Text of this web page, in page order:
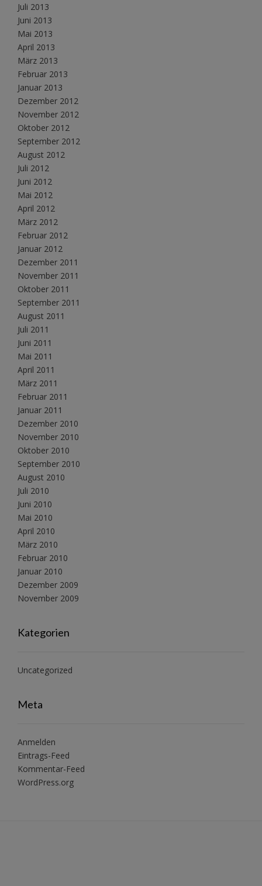
Juli 2013
Juni 2013
Mai 2013
April 2013
März 2013
Februar 2013
Januar 2013
Dezember 2012
November 2012
Oktober 2012
September 2012
August 2012
Juli 2012
Juni 2012
Mai 2012
April 2012
März 2012
Februar 2012
Januar 2012
Dezember 2011
November 2011
Oktober 2011
September 2011
August 2011
Juli 2011
Juni 2011
Mai 2011
April 2011
März 2011
Februar 2011
Januar 2011
Dezember 2010
November 2010
Oktober 2010
September 2010
August 2010
Juli 2010
Juni 2010
Mai 2010
April 2010
März 2010
Februar 2010
Januar 2010
Dezember 2009
November 2009
Kategorien
Uncategorized
Meta
Anmelden
Eintrags-Feed
Kommentar-Feed
WordPress.org